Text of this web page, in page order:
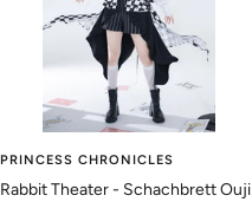
PRINCESS CHRONICLES
Rabbit Theater - Schachbrett Ouji